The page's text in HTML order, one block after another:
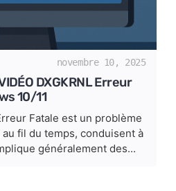
novembre 10, 2025
DXGKRNL Erreur
10/11
Fatale est un problème
fil du temps, conduisent à
généralement des...